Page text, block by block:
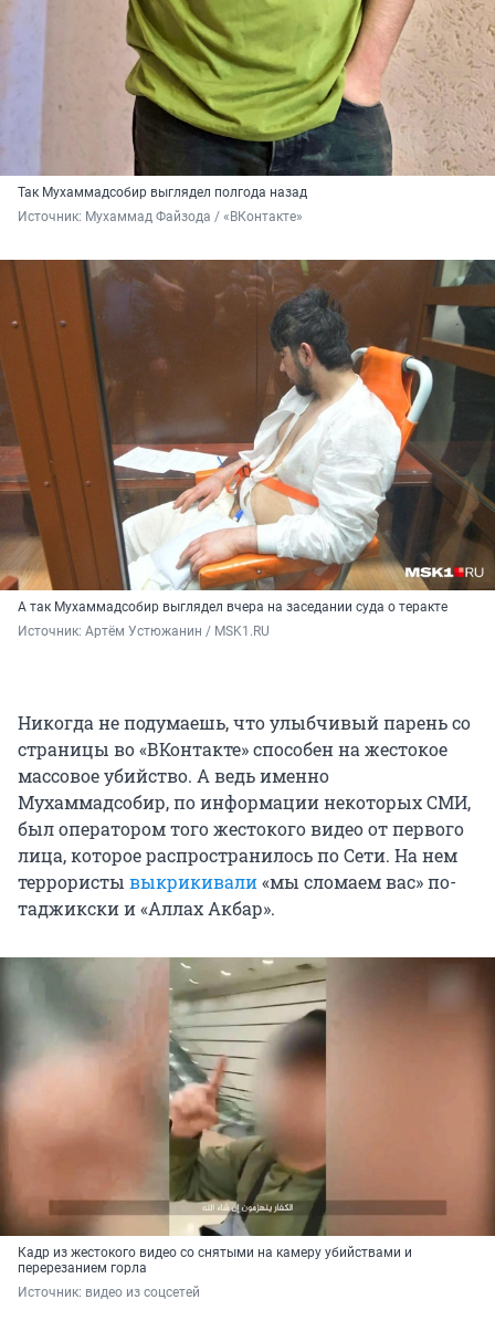
Так Мухаммадсобир выглядел полгода назад
Источник: Мухаммад Файзода / «ВКонтакте»
А так Мухаммадсобир выглядел вчера на заседании суда о теракте
Источник: Артём Устюжанин / MSK1.RU
Никогда не подумаешь, что улыбчивый парень со
страницы во «ВКонтакте» способен на жестокое
массовое убийство. А ведь именно
Мухаммадсобир, по информации некоторых СМИ,
был оператором того жестокого видео от первого
лица, которое распространилось по Сети. На нем
террористы выкрикивали«мы сломаем вас» по-
таджикски и «Аллах Акбар».
Кадр из жестокого видео со снятыми на камеру убийствами и
перерезанием горла
Источник: видео из соцсетей